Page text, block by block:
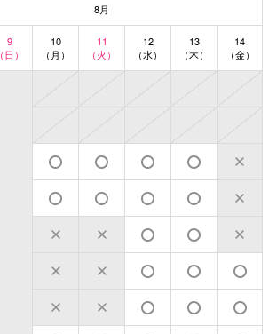
8月
9
（日）
10
（月）
11
（火）
12
（水）
13
（木）
14
（金）